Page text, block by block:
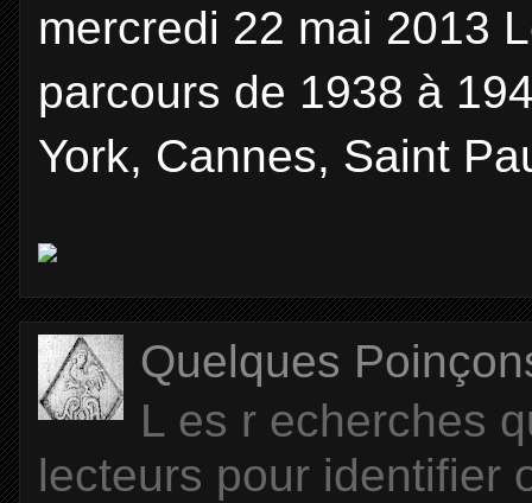
mercredi 22 mai 2013
parcours de 1938 à
York, Cannes, Saint
Quelques
L es r echerches
lecteurs pour identifier